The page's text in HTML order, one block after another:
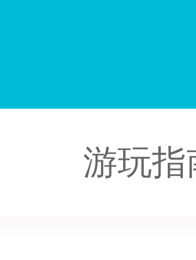
游玩指